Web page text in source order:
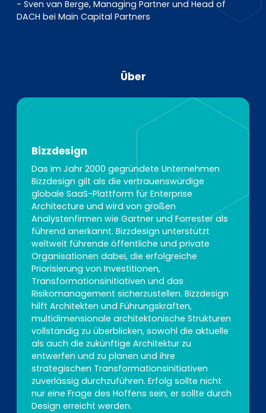
- Sven van Berge, Managing Partner und Head of
DACH bei Main Capital Partners
Über
Bizzdesign
Das im Jahr 2000 gegründete Unternehmen
Bizzdesign gilt als die vertrauenswürdige
globale SaaS-Plattform für Enterprise
Architecture und wird von großen
Analystenfirmen wie Gartner und Forrester als
führend anerkannt. Bizzdesign unterstützt
weltweit führende öffentliche und private
Organisationen dabei, die erfolgreiche
Priorisierung von Investitionen,
Transformationsinitiativen und das
Risikomanagement sicherzustellen. Bizzdesign
hilft Architekten und Führungskräften,
multidimensionale architektonische Strukturen
vollständig zu überblicken, sowohl die aktuelle
als auch die zukünftige Architektur zu
entwerfen und zu planen und ihre
strategischen Transformationsinitiativen
zuverlässig durchzuführen. Erfolg sollte nicht
nur eine Frage des Hoffens sein, er sollte durch
Design erreicht werden.